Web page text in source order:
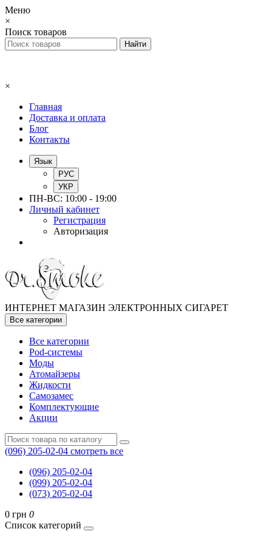
Меню
×
Поиск товаров
×
Главная
Доставка и оплата
Блог
Контакты
Язык
РУС
УКР
ПН-ВС: 10:00 - 19:00
Личный кабинет
Регистрация
Авторизация
ИНТЕРНЕТ МАГАЗИН ЭЛЕКТРОННЫХ СИГАРЕТ
Все категории
Все категории
Pod-системы
Моды
Атомайзеры
Жидкости
Самозамес
Комплектующие
Акции
(096) 205-02-04 смотреть все
(096) 205-02-04
(099) 205-02-04
(073) 205-02-04
0 грн 0
Список категорий